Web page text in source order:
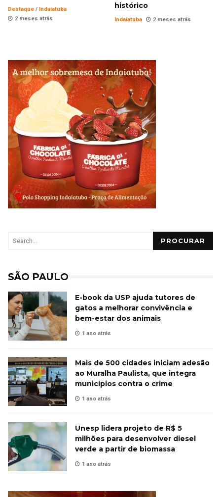
Destaque / Indaiatuba
2 meses atrás
histórico
Indaiatuba 2 meses atrás
PROCURAR
SÃO PAULO
E-book da USP ajuda tutores de
gatos a melhorar convivência e
bem-estar dos animais
1 ano atrás
Mais de 500 cidades iniciam adesão
ao Muralha Paulista, que integra
municípios contra o crime
1 ano atrás
Unesp lidera projeto de R$ 5
milhões para desenvolver diesel
verde a partir de biomassa
1 ano atrás